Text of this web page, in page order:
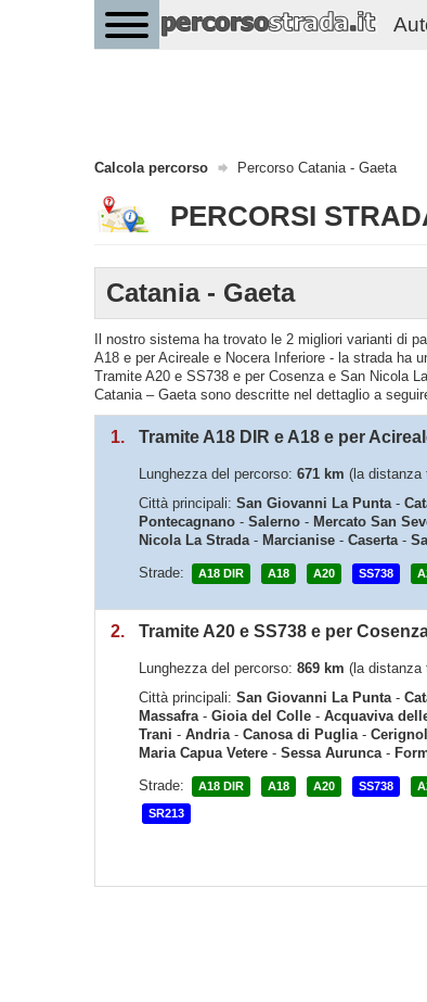
Calcola percorso Percorso Catania - Gaeta
PERCORSI
Catania - Gaeta
Il nostro sistema ha trovato le 2 migliori varianti di
A18 e per Acireale e Nocera Inferiore - la strada ha
Tramite A20 e SS738 e per Cosenza e San Nicola
Catania – Gaeta sono descritte nel dettaglio a
1. Tramite A18 DIR e A18 e per
Lunghezza del percorso: 671 km (la distanza
Città principali: San Giovanni La Punta-
Pontecagnano - Salerno - Mercato San
Nicola La Strada- Marcianise - Caserta-
Strade:
A18 DIR A18 A20 SS738
2. Tramite A20 e SS738 e per
Lunghezza del percorso: 869 km (la distanza
Città principali: San Giovanni La Punta-
Massafra- Gioia del Colle - Acquaviva
Trani - Andria- Canosa di Puglia-
Maria Capua Vetere - Sessa Aurunca-
Strade:
A18 DIR A18 A20 SS738
SR213